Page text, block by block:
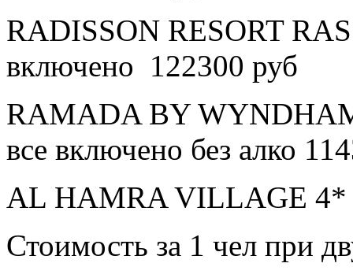
RADISSON RESORT
включено 122300 руб
RAMADA BY
все включено без алко
AL HAMRA VILLAGE 4*
Стоимость за 1 чел при